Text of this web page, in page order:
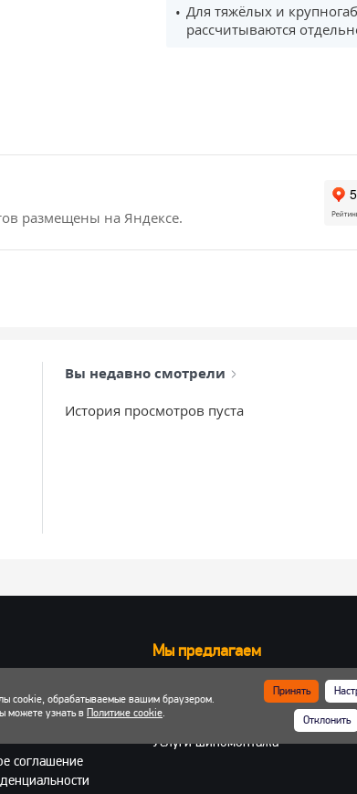
Для тяжёлых и
рассчитываются
размещены на Яндексе.
Вы недавно смотрели
История просмотров пуста
соглашение
Мы предлагаем
Запчасти для вилочных
Запчасти для двигателей
Шины, колеса, диски
Услуги шиномонтажа
cookie, обрабатываемые вашим браузером.
можете узнать вПолитике cookie.
Принять
Отклонить